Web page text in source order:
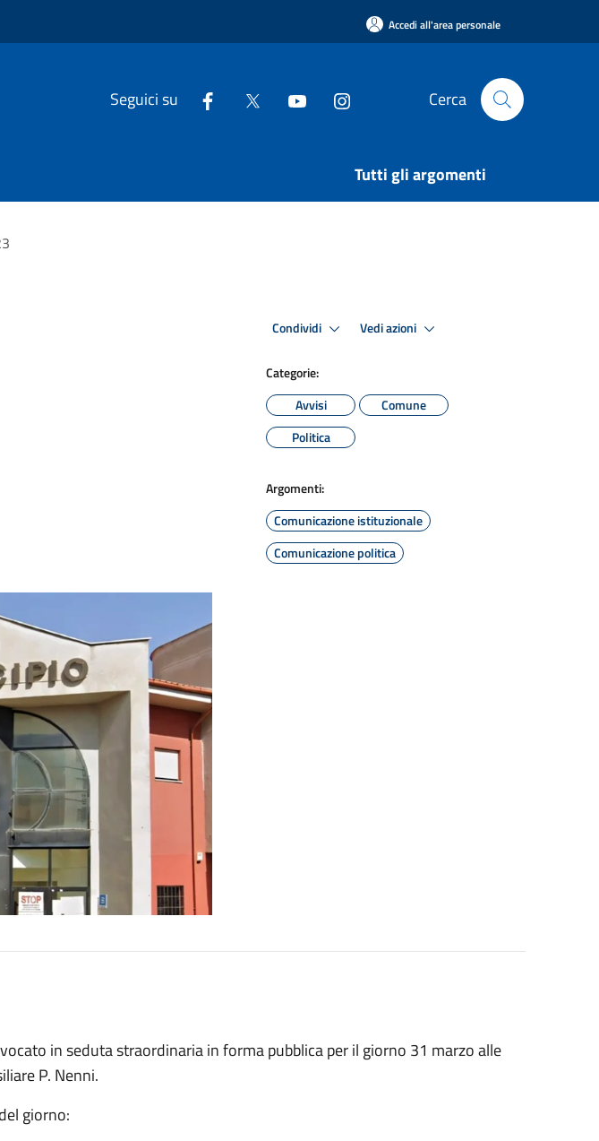
Accedi all'area personale
Seguici su Cerca
Tutti gli argomenti
Condividi Vedi azioni
Categorie:
Avvisi
Comune
Politica
Argomenti:
Comunicazione istituzionale
Comunicazione politica
in seduta straordinaria in forma pubblica per il giorno 31 marzo alle
P. Nenni.
giorno: